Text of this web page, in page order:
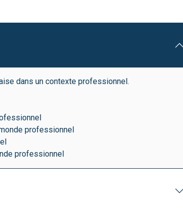
dans un contexte professionnel.
professionnel
professionnel